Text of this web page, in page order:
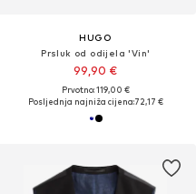
HUGO
Prsluk od odijela 'Vin'
99,90 €
Prvotno: 119,00 €
Posljednja najniža cijena:72,17 €